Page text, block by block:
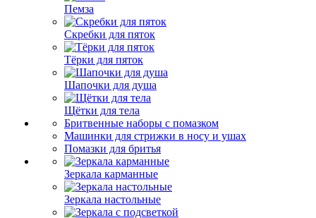
Пемза
Скребки для пяток
Тёрки для пяток
Шапочки для душа
Щётки для тела
Бритвенные наборы с помазком
Машинки для стрижки в носу и ушах
Помазки для бритья
Зеркала карманные
Зеркала настольные